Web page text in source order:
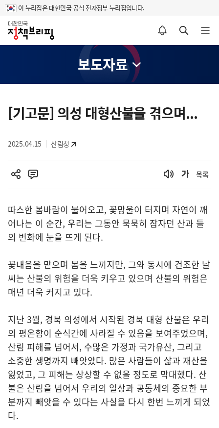
이 누리집은 대한민국 공식 전자정부 누리집입니다.
홈
알림설정 바로가기 검색 바로가기 메뉴 열기
보도자료
텐
츠
역
[기고문] 의성 대형산불을 겪으며...
2025.04.15 산림청
목록
따스한 봄바람이 불어오고, 꽃망울이 터지며 자연이 깨
어나는 이 순간, 우리는 그동안 묵묵히 잠자던 산과 들
의 변화에 눈을 뜨게 된다.
꽃내음을 맡으며 봄을 느끼지만, 그와 동시에 건조한 날
씨는 산불의 위험을 더욱 키우고 있으며 산불의 위험은
매년 더욱 커지고 있다.
지난 3월, 경북 의성에서 시작된 경북 대형 산불은 우리
의 평온함이 순식간에 사라질 수 있음을 보여주었으며,
산림 피해를 넘어서, 수많은 가정과 국가유산, 그리고
소중한 생명까지 빼앗았다. 많은 사람들이 삶과 재산을
잃었고, 그 피해는 상상할 수 없을 정도로 막대했다. 산
불은 산림을 넘어서 우리의 일상과 공동체의 중요한 부
분까지 빼앗을 수 있다는 사실을 다시 한번 느끼게 되었
다.